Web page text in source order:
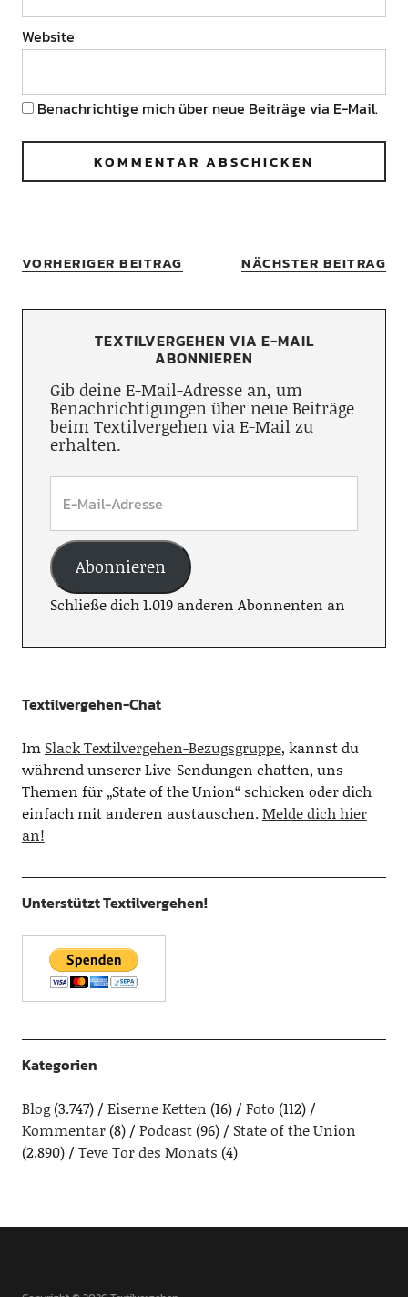
Website
Benachrichtige mich über neue Beiträge via E-Mail.
VORHERIGER BEITRAG NÄCHSTER BEITRAG
TEXTILVERGEHEN VIA E-MAIL
ABONNIEREN
Gib deine E-Mail-Adresse an, um
Benachrichtigungen über neue Beiträge
beim Textilvergehen via E-Mail zu
erhalten.
Abonnieren
Schließe dich 1.019 anderen Abonnenten an
Textilvergehen-Chat
Im Slack Textilvergehen-Bezugsgruppe, kannst du
während unserer Live-Sendungen chatten, uns
Themen für „State of the Union“ schicken oder dich
einfach mit anderen austauschen.Melde dich hier
an!
Unterstützt Textilvergehen!
Kategorien
Blog(3.747) Eiserne Ketten (16) Foto (112)
Kommentar(8) Podcast(96)
State of the Union
(2.890)
Teve Tor des Monats (4)